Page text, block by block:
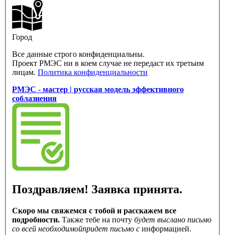
Город
Все данные строго конфиденциальны.
Проект РМЭС ни в коем случае не передаст их третьим
лицам. Политика конфиденциальности
РМЭС - мастер | русская модель эффективного
соблазнения
Поздравляем! Заявка принята.
Скоро мы свяжемся с тобой и расскажем все
подробности. Также тебе на почту будет выслано письмо
со всей необходимойпридет письмо с информацией.